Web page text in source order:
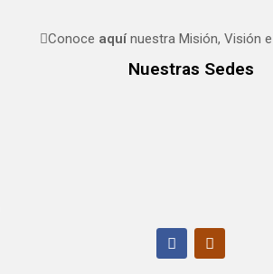
Conoce aquínuestra Misión, Visión
Nuestras Sedes